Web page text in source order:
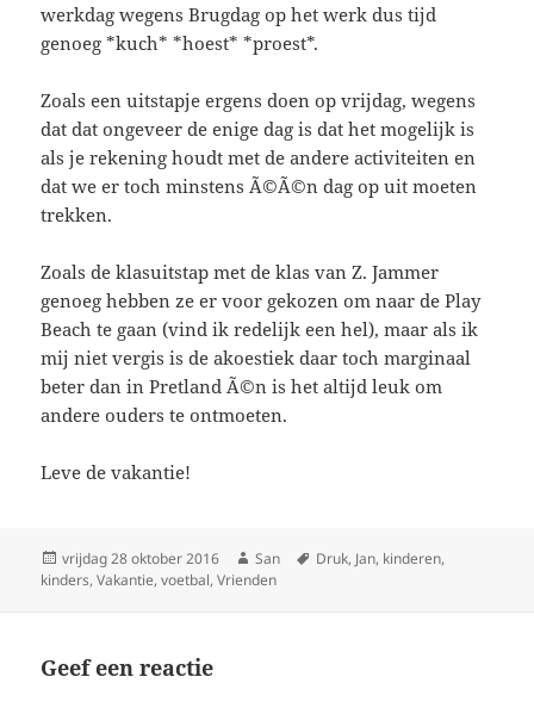
werkdag wegens Brugdag op het werk dus tijd
genoeg *kuch* *hoest* *proest*.
Zoals een uitstapje ergens doen op vrijdag, wegens
dat dat ongeveer de enige dag is dat het mogelijk is
als je rekening houdt met de andere activiteiten en
dat we er toch minstens Ã©Ã©n dag op uit moeten
trekken.
Zoals de klasuitstap met de klas van Z. Jammer
genoeg hebben ze er voor gekozen om naar de Play
Beach te gaan (vind ik redelijk een hel), maar als ik
mij niet vergis is de akoestiek daar toch marginaal
beter dan in Pretland Ã©n is het altijd leuk om
andere ouders te ontmoeten.
Leve de vakantie!
Geplaatst
op
vrijdag 28 oktober 2016 Auteur
San Tags
Druk, Jan, kinderen,
kinders,Vakantie,voetbal,Vrienden
Geef een reactie